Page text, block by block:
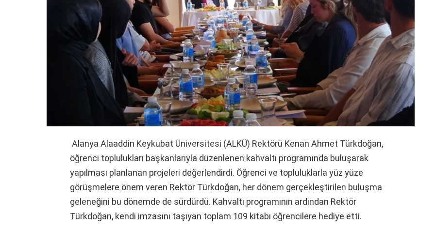
Alanya Alaaddin Keykubat Üniversitesi (ALKÜ) Rektörü Kenan Ahmet Türkdoğan,
öğrenci toplulukları başkanlarıyla düzenlenen kahvaltı programında buluşarak
yapılması planlanan projeleri değerlendirdi. Öğrenci ve topluluklarla yüz yüze
görüşmelere önem veren Rektör Türkdoğan, her dönem gerçekleştirilen buluşma
geleneğini bu dönemde de sürdürdü. Kahvaltı programının ardından Rektör
Türkdoğan, kendi imzasını taşıyan toplam 109 kitabı öğrencilere hediye etti.